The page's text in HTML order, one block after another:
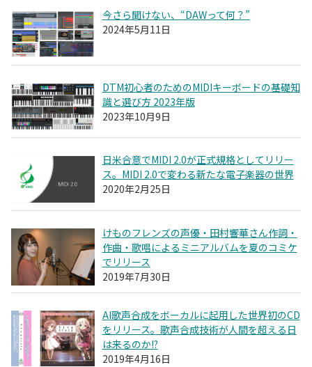
今さら聞けない、“DAWって何？”
2024年5月11日
DTM初心者のためのMIDIキーボードの基礎知
識と選び方 2023年版
2023年10月9日
日米合意でMIDI 2.0が正式規格としてリリー
ス。MIDI 2.0で変わる新たな電子楽器の世界
2020年2月25日
けものフレンズの声優・田村響華さん作詞・
作曲・歌唱によるミニアルバムを夏のコミケ
でリリース
2019年7月30日
AI歌声合成をボーカルに起用した世界初のCD
をリリース。歌声合成技術が人間を超える日
は来るのか!?
2019年4月16日